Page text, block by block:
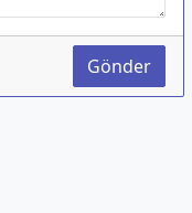
Gönder